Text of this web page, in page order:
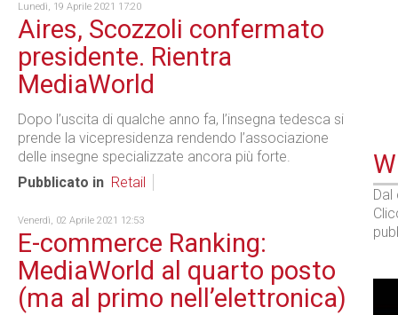
Lunedì, 19 Aprile 2021 17:20
Aires, Scozzoli confermato
presidente. Rientra
MediaWorld
Dopo l’uscita di qualche anno fa, l’insegna tedesca si
prende la vicepresidenza rendendo l’associazione
delle insegne specializzate ancora più forte.
Pubblicato in Retail
Venerdì, 02 Aprile 2021 12:53
E-commerce Ranking:
MediaWorld al quarto posto
(ma al primo nell’elettronica)